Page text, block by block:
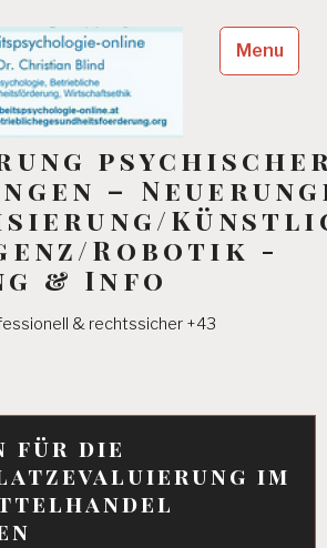
–
Robotik -
& Info
& rechtssicher +43
Menu
für die
im